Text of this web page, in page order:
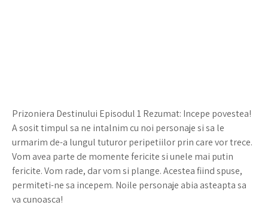
Prizoniera Destinului Episodul 1 Rezumat: Incepe povestea!
A sosit timpul sa ne intalnim cu noi personaje si sa le
urmarim de-a lungul tuturor peripetiilor prin care vor trece.
Vom avea parte de momente fericite si unele mai putin
fericite. Vom rade, dar vom si plange. Acestea fiind spuse,
permiteti-ne sa incepem. Noile personaje abia asteapta sa
va cunoasca!